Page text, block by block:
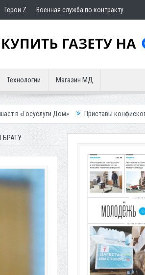
Герои Z Военная служба по контракту
Технологии Магазин МД
Приставы конфисковали двух бурых
БРАТУ